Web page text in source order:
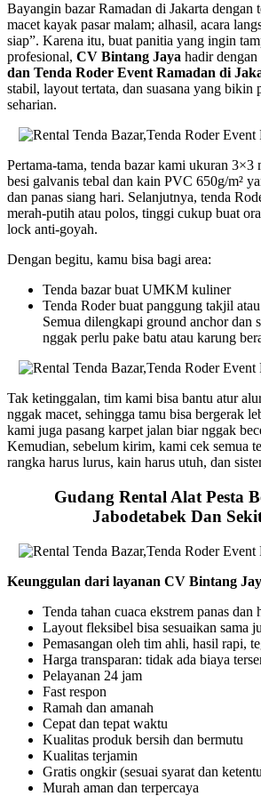
Bayangin bazar Ramadan di Jakarta dengan
macet kayak pasar malam; alhasil, acara
siap”. Karena itu, buat panitia yang ingin
profesional, CV Bintang Jaya hadir dengan
dan Tenda Roder Event Ramadan di
stabil, layout tertata, dan suasana yang bikin
seharian.
Pertama-tama, tenda bazar kami ukuran 3×3
besi galvanis tebal dan kain PVC 650g/m²
dan panas siang hari. Selanjutnya, tenda
merah-putih atau polos, tinggi cukup buat
lock anti-goyah.
Dengan begitu, kamu bisa bagi area:
Tenda bazar buat UMKM kuliner
Tenda Roder buat panggung takjil
Semua dilengkapi ground anchor dan
nggak perlu pake batu atau karung
Tak ketinggalan, tim kami bisa bantu atur
nggak macet, sehingga tamu bisa bergerak
kami juga pasang karpet jalan biar nggak
Kemudian, sebelum kirim, kami cek semua
rangka harus lurus, kain harus utuh, dan
Gudang Rental Alat Pesta
Jabodetabek Dan
Keunggulan dari layanan CV Bintang
Tenda tahan cuaca ekstrem panas dan
Layout fleksibel bisa sesuaikan sama
Pemasangan oleh tim ahli, hasil rapi,
Harga transparan: tidak ada biaya
Pelayanan 24 jam
Fast respon
Ramah dan amanah
Cepat dan tepat waktu
Kualitas produk bersih dan bermutu
Kualitas terjamin
Gratis ongkir (sesuai syarat dan
Murah aman dan terpercaya